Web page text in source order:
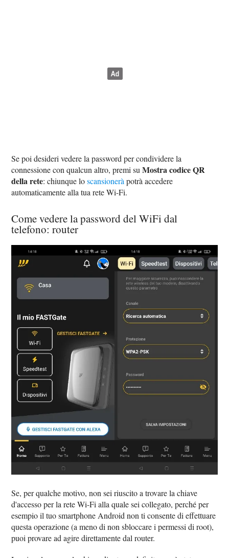
Se poi desideri vedere la password per condividere la
connessione con qualcun altro, premi suMostra codice QR
della rete: chiunque loscansioneràpotrà accedere
automaticamente alla tua rete Wi-Fi.
Come vedere la password del WiFi dal
telefono: router
Se, per qualche motivo, non sei riuscito a trovare la chiave
d'accesso per la rete Wi-Fi alla quale sei collegato, perché per
esempio il tuo smartphone Android non ti consente di effettuare
questa operazione (a meno di non sbloccare i permessi di root),
puoi provare ad agire direttamente dal router.